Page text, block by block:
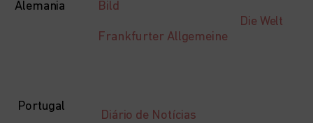
Alemania Bild
Frankfurter Allgemeine
Die Welt
Portugal
Diário de Notícias